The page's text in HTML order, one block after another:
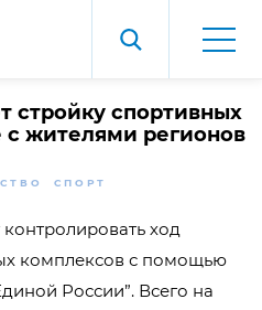
стройку спортивных
с жителями регионов
СПОРТ
ход
комплексов с помощью
России”. Всего на